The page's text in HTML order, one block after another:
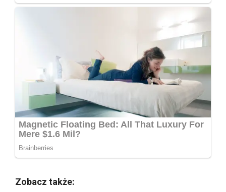
Zobacz także: